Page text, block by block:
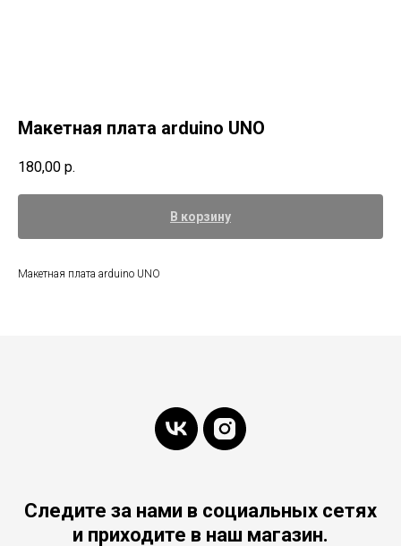
Макетная плата arduino UNO
180,00 р.
В корзину
Макетная плата arduino UNO
Следите за нами в социальных сетях
и приходите в наш магазин.